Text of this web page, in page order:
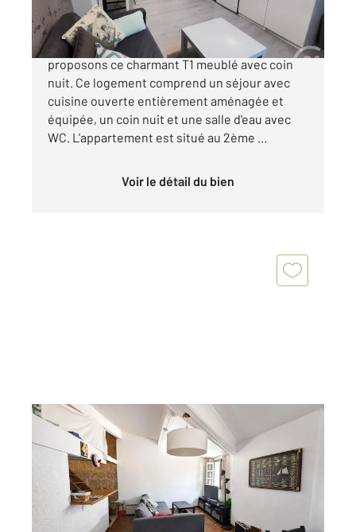
MONTPELLIER - ECUSSON Nous vous
proposons ce charmant T1 meublé avec coin
nuit. Ce logement comprend un séjour avec
cuisine ouverte entièrement aménagée et
équipée, un coin nuit et une salle d'eau avec
WC. L'appartement est situé au 2ème ...
Voir le détail du bien
MONTPELLIER 34
37,60 m
, 1 pièce
Ref : 54992
Appartement T1 à vendre
107 000 €